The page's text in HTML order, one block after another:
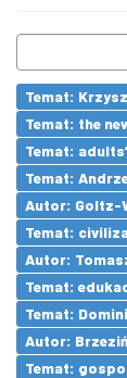
Temat:
Temat: the
Temat:
Temat:
Autor: Goltz-
Temat:
Autor:
Temat:
Temat:
Autor:
Temat: